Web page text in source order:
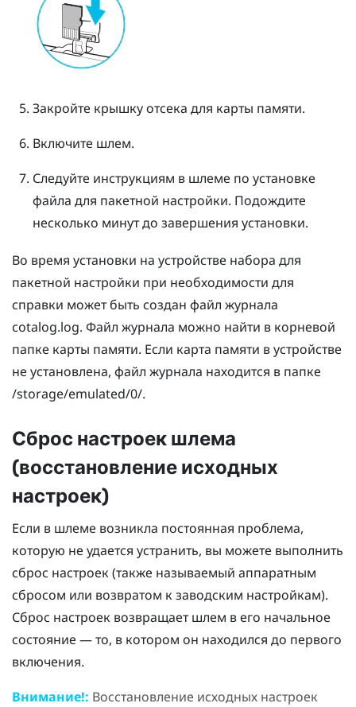
Закройте крышку отсека для карты памяти.
Включите шлем.
Следуйте инструкциям в шлеме по установке
файла для пакетной настройки. Подождите
несколько минут до завершения установки.
Во время установки на устройстве набора для
пакетной настройки при необходимости для
справки может быть создан файл журнала
cotalog.log. Файл журнала можно найти в корневой
папке карты памяти. Если карта памяти в устройстве
не установлена, файл журнала находится в папке
/storage/emulated/0/.
Сброс настроек шлема
(восстановление исходных
настроек)
Если в шлеме возникла постоянная проблема,
которую не удается устранить, вы можете выполнить
сброс настроек (также называемый аппаратным
сбросом или возвратом к заводским настройкам).
Сброс настроек возвращает шлем в его начальное
состояние — то, в котором он находился до первого
включения.
Внимание!: Восстановление исходных настроек